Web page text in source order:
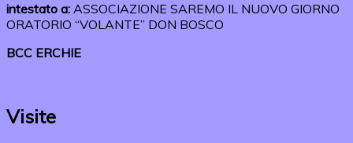
intestato a: ASSOCIAZIONE SAREMO IL NUOVO GIORNO
ORATORIO “VOLANTE” DON BOSCO
BCC ERCHIE
Visite